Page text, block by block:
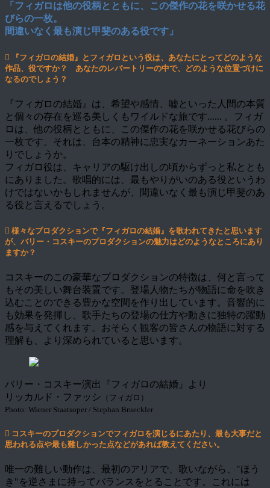
「フィガロは他の役柄とともに、この傑作の花を咲かせる花
びらの一枚。
間違いなく最も演じ甲斐のある役です」
『フィガロの結婚』とフィガロという役は、あなたにとってどのような
作品、役ですか？ あなたのレパートリーの中で、どのような位置づけに
なるのでしょう？
『フィガロの結婚』は、希望や感情、嘘といった人間の本質
と個々の存在を巡る美しくもワイルドな旅です...... 。フィガ
ロは、他の役柄とともに、この傑作の花を咲かせる花びらの
一枚です。それは、台本の精神に忠実なカーネーションあた
りでしょうか。
フィガロ役は、キャリアの駆け出しの頃からずっと私ととも
にありました。歌唱的には、最もやりがいのある役というわ
けではないかもしれませんが、間違いなく最も演じ甲斐のあ
る役と言えるでしょう。
様々なプロダクションで『フィガロの結婚』を歌われてきたと思います
が、バリー・コスキーのプロダクションの魅力はどのようなところにあり
ますか？
コスキーのこの豪華なプロダクションの特徴は、何と言って
もその美しい舞台装置です。登場人物たちが物語に命を吹き
込むことのできる豊かな空間を作り出しています。音響的に
も効果を発揮し、歌手たちの登場の仕方や動きに独特の躍動
感を与えてくれます。おそらく観客の皆さんの物語に対する
理解も、より深められていると思います。
バリー・コスキー演出『フィガロの結婚』より
リッカルド・ファッシ （フィガロ）
Photo: Wiener Staatsoper / Stephan Brueckler
コスキーのプロダクションでフィガロを演じるにあたり、最も大事だと
思われる点や最も難しかった点などがあれば教えてください。
唯一の難しい動作は、最初のアリアで、歌いながら、"ほう
き"を逆さまに持ってバランスをとることです。これには